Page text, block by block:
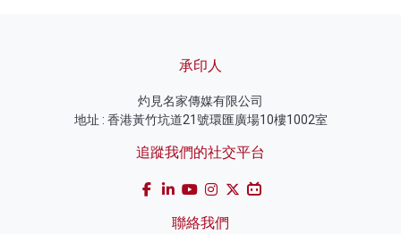
承印人
灼見名家傳媒有限公司
地址 : 香港黃竹坑道21號環匯廣場10樓1002室
追蹤我們的社交平台
聯絡我們